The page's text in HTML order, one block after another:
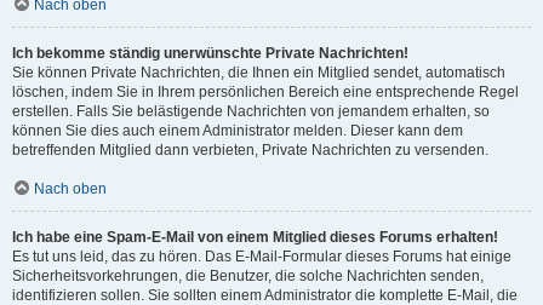
Nach oben
Ich bekomme ständig unerwünschte Private Nachrichten!
Sie können Private Nachrichten, die Ihnen ein Mitglied sendet, automatisch
löschen, indem Sie in Ihrem persönlichen Bereich eine entsprechende Regel
erstellen. Falls Sie belästigende Nachrichten von jemandem erhalten, so
können Sie dies auch einem Administrator melden. Dieser kann dem
betreffenden Mitglied dann verbieten, Private Nachrichten zu versenden.
Nach oben
Ich habe eine Spam-E-Mail von einem Mitglied dieses Forums erhalten!
Es tut uns leid, das zu hören. Das E-Mail-Formular dieses Forums hat einige
Sicherheitsvorkehrungen, die Benutzer, die solche Nachrichten senden,
identifizieren sollen. Sie sollten einem Administrator die komplette E-Mail, die